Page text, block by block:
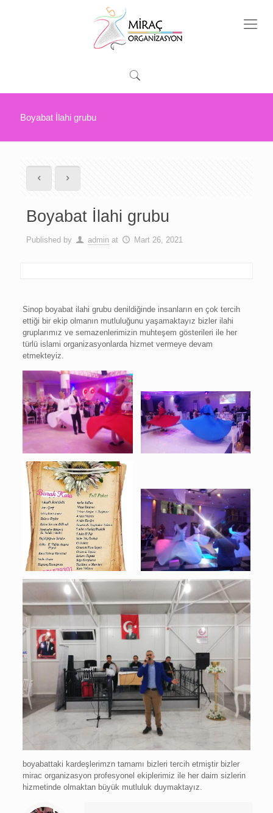
Boyabat İlahi grubu
Boyabat İlahi grubu
Published by admin at Mart 26, 2021
Sinop boyabat ilahi grubu denildiğinde insanların en çok tercih
ettiği bir ekip olmanın mutluluğunu yaşamaktayız bizler ilahi
gruplarımız ve semazenlerimizin muhteşem gösterileri ile her
türlü islami organizasyonlarda hizmet vermeye devam
etmekteyiz.
boyabattaki kardeşlerimzn tamamı bizleri tercih etmiştir bizler
mirac organizasyon profesyonel ekiplerimiz ile her daim sizlerin
hizmetinde olmaktan büyük mutluluk duymaktayız.